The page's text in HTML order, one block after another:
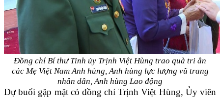
Đồng chí Bí thư Tỉnh ủy Trịnh Việt Hùng trao quà tri ân
các Mẹ Việt Nam Anh hùng, Anh hùng lực lượng vũ trang
nhân dân, Anh hùng Lao động
Dự buổi gặp mặt có đồng chí Trịnh Việt Hùng, Ủy viên